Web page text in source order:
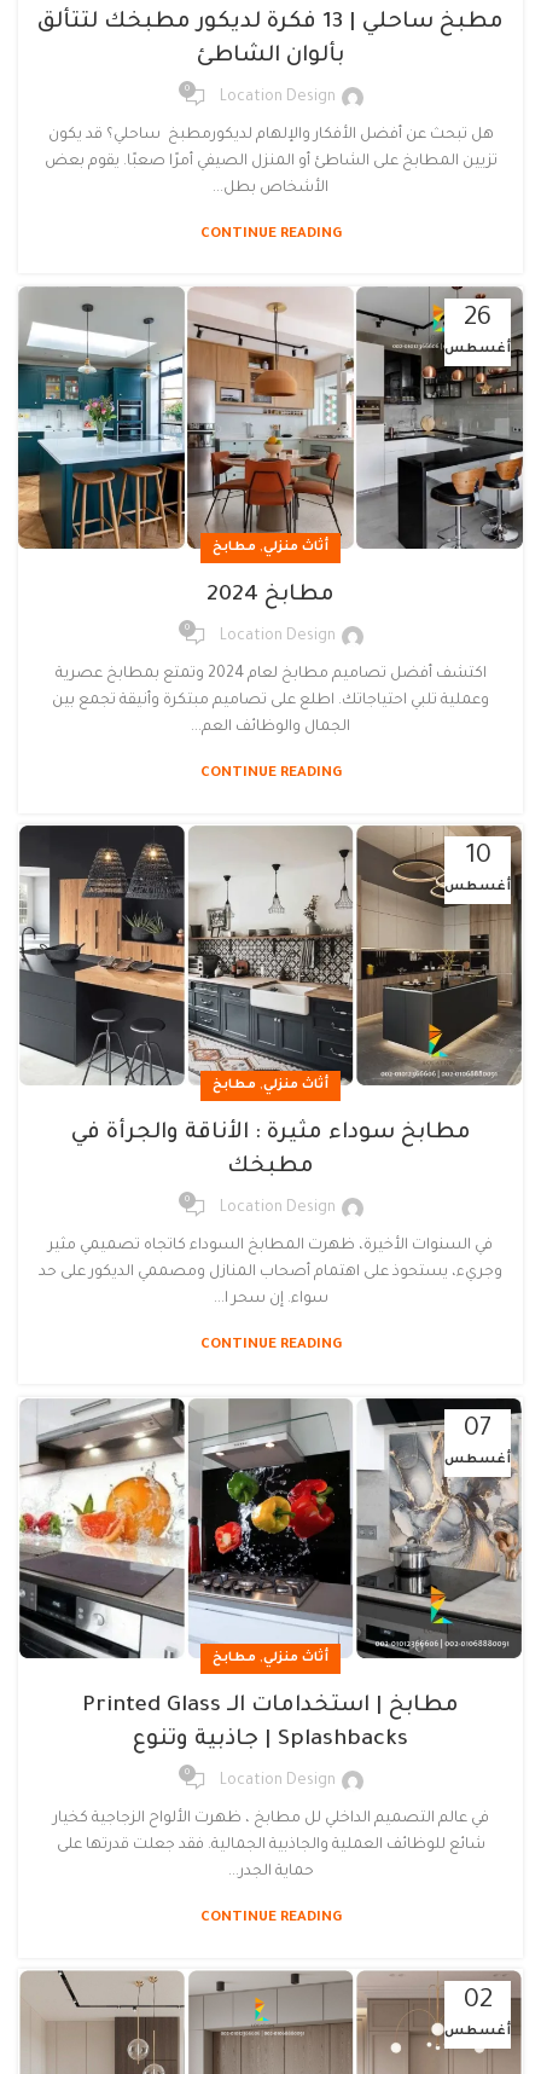
مطبخ ساحلي | 13 فكرة لديكور مطبخك لتتألق
بألوان الشاطئ
Location Design
0
هل تبحث عن أفضل الأفكار والإلهام لديكورمطبخ ساحلي؟ قد يكون
تزيين المطابخ على الشاطئ أو المنزل الصيفي أمرًا صعبًا. يقوم بعض
الأشخاص بطل...
CONTINUE READING
26
أغسطس
أثاث منزلي, مطابخ
مطابخ 2024
Location Design
0
اكتشف أفضل تصاميم مطابخ لعام 2024 وتمتع بمطابخ عصرية
وعملية تلبي احتياجاتك. اطلع على تصاميم مبتكرة وأنيقة تجمع بين
الجمال والوظائف العم...
CONTINUE READING
10
أغسطس
أثاث منزلي, مطابخ
مطابخ سوداء مثيرة : الأناقة والجرأة في
مطبخك
Location Design
0
في السنوات الأخيرة، ظهرت المطابخ السوداء كاتجاه تصميمي مثير
وجريء، يستحوذ على اهتمام أصحاب المنازل ومصممي الديكور على حد
سواء. إن سحر ا...
CONTINUE READING
07
أغسطس
أثاث منزلي, مطابخ
مطابخ | استخدامات الـ Printed Glass
Splashbacks | جاذبية وتنوع
Location Design
0
في عالم التصميم الداخلي لل مطابخ ، ظهرت الألواح الزجاجية كخيار
شائع للوظائف العملية والجاذبية الجمالية. فقد جعلت قدرتها على
حماية الجدر...
CONTINUE READING
02
أغسطس